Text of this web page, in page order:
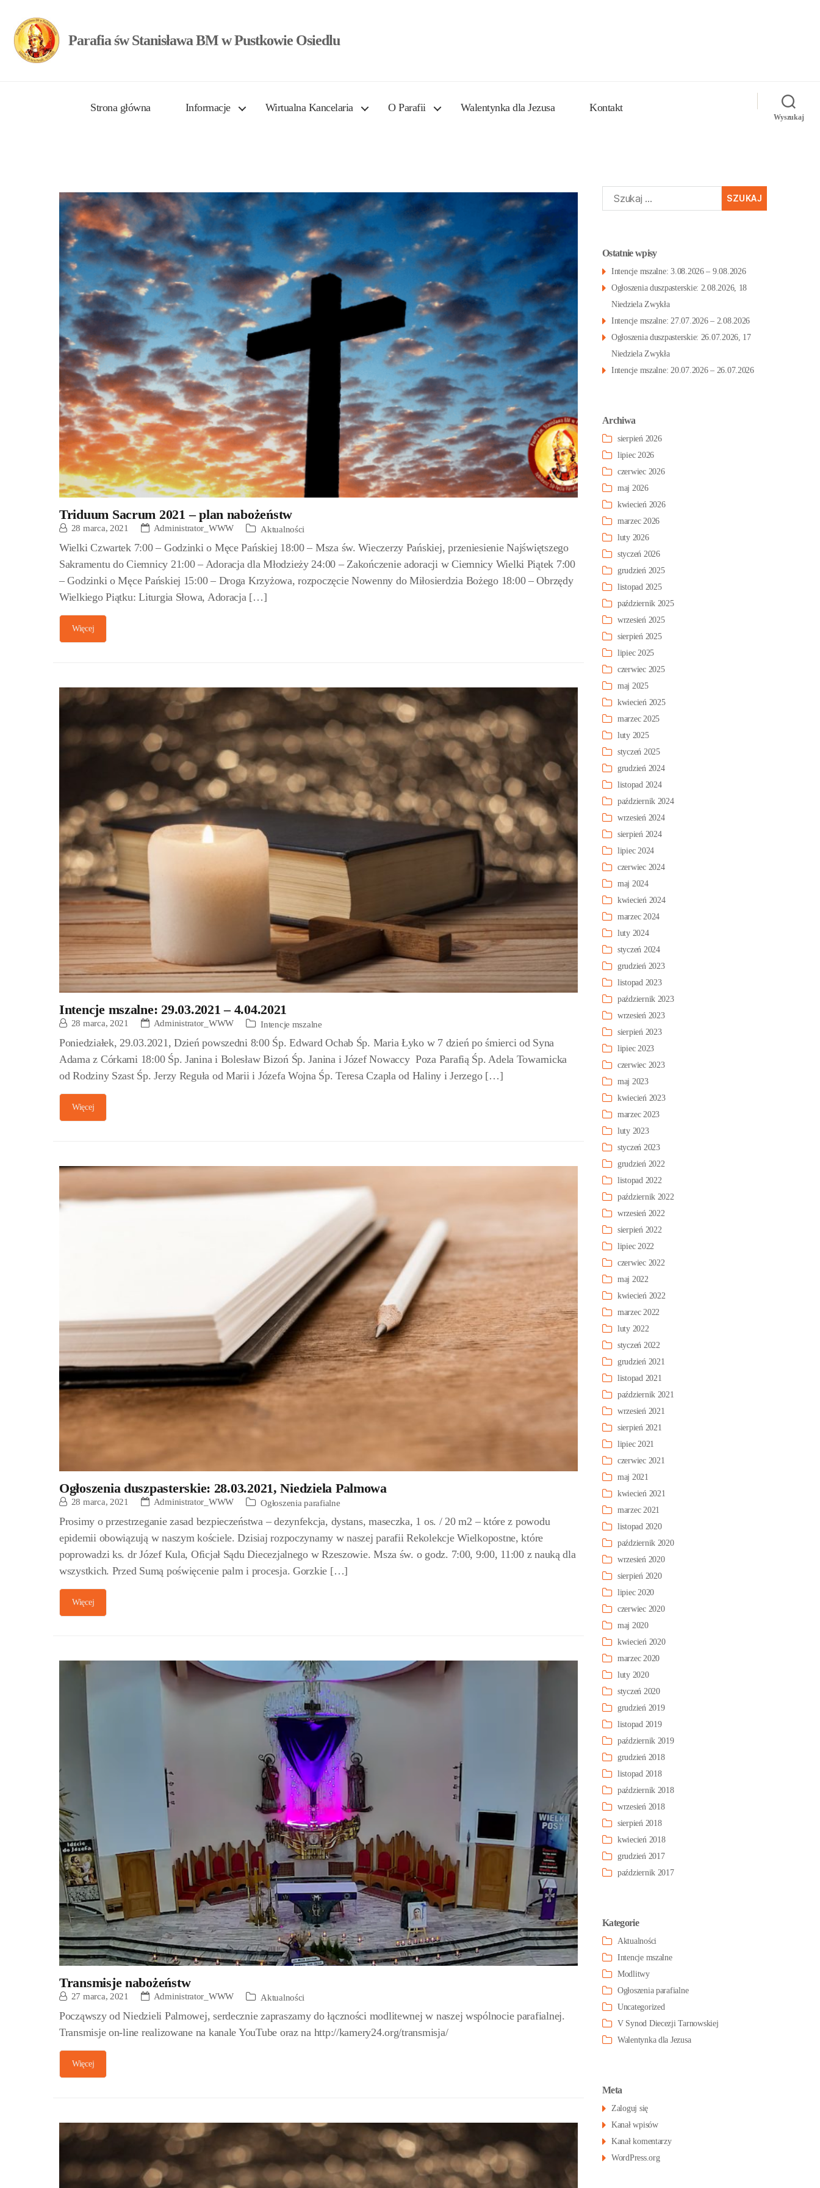
Parafia św Stanisława BM w Pustkowie Osiedlu
Strona główna Informacje Wirtualna Kancelaria O Parafii Walentynka dla Jezusa Kontakt
Wyszukaj
Triduum Sacrum 2021 – plan nabożeństw
28 marca, 2021 Administrator_WWW Aktualności
Wielki Czwartek 7:00 – Godzinki o Męce Pańskiej 18:00 – Msza św. Wieczerzy Pańskiej, przeniesienie Najświętszego
Sakramentu do Ciemnicy 21:00 – Adoracja dla Młodzieży 24:00 – Zakończenie adoracji w Ciemnicy Wielki Piątek 7:00
– Godzinki o Męce Pańskiej 15:00 – Droga Krzyżowa, rozpoczęcie Nowenny do Miłosierdzia Bożego 18:00 – Obrzędy
Wielkiego Piątku: Liturgia Słowa, Adoracja […]
Więcej
Intencje mszalne: 29.03.2021 – 4.04.2021
28 marca, 2021 Administrator_WWW Intencje mszalne
Poniedziałek, 29.03.2021, Dzień powszedni 8:00 Śp. Edward Ochab Śp. Maria Łyko w 7 dzień po śmierci od Syna
Adama z Córkami 18:00 Śp. Janina i Bolesław Bizoń Śp. Janina i Józef Nowaccy Poza Parafią Śp. Adela Towarnicka
od Rodziny Szast Śp. Jerzy Reguła od Marii i Józefa Wojna Śp. Teresa Czapla od Haliny i Jerzego […]
Więcej
Ogłoszenia duszpasterskie: 28.03.2021, Niedziela Palmowa
28 marca, 2021 Administrator_WWW Ogłoszenia parafialne
Prosimy o przestrzeganie zasad bezpieczeństwa – dezynfekcja, dystans, maseczka, 1 os. / 20 m2 – które z powodu
epidemii obowiązują w naszym kościele. Dzisiaj rozpoczynamy w naszej parafii Rekolekcje Wielkopostne, które
poprowadzi ks. dr Józef Kula, Oficjał Sądu Diecezjalnego w Rzeszowie. Msza św. o godz. 7:00, 9:00, 11:00 z nauką dla
wszystkich. Przed Sumą poświęcenie palm i procesja. Gorzkie […]
Więcej
Transmisje nabożeństw
27 marca, 2021 Administrator_WWW Aktualności
Począwszy od Niedzieli Palmowej, serdecznie zapraszamy do łączności modlitewnej w naszej wspólnocie parafialnej.
Transmisje on-line realizowane na kanale YouTube oraz na http://kamery24.org/transmisja/
Więcej
Szukaj:
Ostatnie wpisy
Intencje mszalne: 3.08.2026 – 9.08.2026
Ogłoszenia duszpasterskie: 2.08.2026, 18
Niedziela Zwykła
Intencje mszalne: 27.07.2026 – 2.08.2026
Ogłoszenia duszpasterskie: 26.07.2026, 17
Niedziela Zwykła
Intencje mszalne: 20.07.2026 – 26.07.2026
Archiwa
sierpień 2026
lipiec 2026
czerwiec 2026
maj 2026
kwiecień 2026
marzec 2026
luty 2026
styczeń 2026
grudzień 2025
listopad 2025
październik 2025
wrzesień 2025
sierpień 2025
lipiec 2025
czerwiec 2025
maj 2025
kwiecień 2025
marzec 2025
luty 2025
styczeń 2025
grudzień 2024
listopad 2024
październik 2024
wrzesień 2024
sierpień 2024
lipiec 2024
czerwiec 2024
maj 2024
kwiecień 2024
marzec 2024
luty 2024
styczeń 2024
grudzień 2023
listopad 2023
październik 2023
wrzesień 2023
sierpień 2023
lipiec 2023
czerwiec 2023
maj 2023
kwiecień 2023
marzec 2023
luty 2023
styczeń 2023
grudzień 2022
listopad 2022
październik 2022
wrzesień 2022
sierpień 2022
lipiec 2022
czerwiec 2022
maj 2022
kwiecień 2022
marzec 2022
luty 2022
styczeń 2022
grudzień 2021
listopad 2021
październik 2021
wrzesień 2021
sierpień 2021
lipiec 2021
czerwiec 2021
maj 2021
kwiecień 2021
marzec 2021
listopad 2020
październik 2020
wrzesień 2020
sierpień 2020
lipiec 2020
czerwiec 2020
maj 2020
kwiecień 2020
marzec 2020
luty 2020
styczeń 2020
grudzień 2019
listopad 2019
październik 2019
grudzień 2018
listopad 2018
październik 2018
wrzesień 2018
sierpień 2018
kwiecień 2018
grudzień 2017
październik 2017
Kategorie
Aktualności
Intencje mszalne
Modlitwy
Ogłoszenia parafialne
Uncategorized
V Synod Diecezji Tarnowskiej
Walentynka dla Jezusa
Meta
Zaloguj się
Kanał wpisów
Kanał komentarzy
WordPress.org